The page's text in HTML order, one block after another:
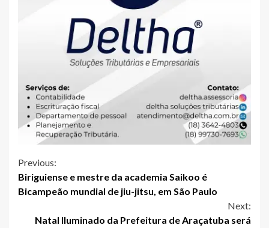
Continue
Reading
Previous:
Biriguiense e mestre da academia Saikoo é
Bicampeão mundial de jiu-jitsu, em São Paulo
Next:
Natal Iluminado da Prefeitura de Araçatuba será